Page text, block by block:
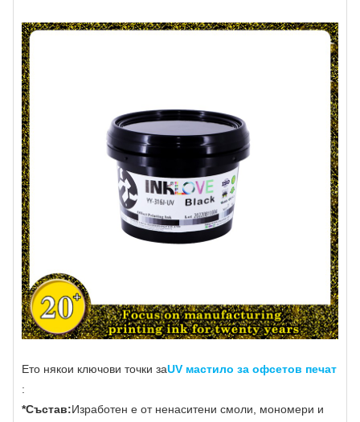
Ето някои ключови точки заUV мастило за офсетов печат
:
*Състав:Изработен е от ненаситени смоли, мономери и